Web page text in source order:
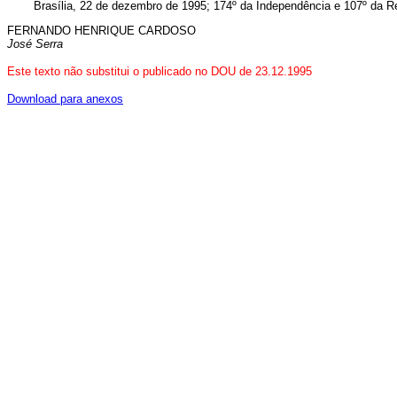
Brasília, 22 de dezembro de 1995; 174º da Independência e 107º da
FERNANDO HENRIQUE CARDOSO
José Serra
Este texto não substitui o publicado no DOU de 23.12.1995
Download para anexos